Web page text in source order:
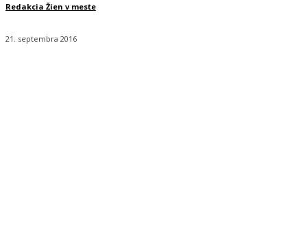
Redakcia Žien v meste
21. septembra 2016